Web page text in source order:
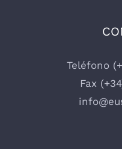
Teléfono
Fax